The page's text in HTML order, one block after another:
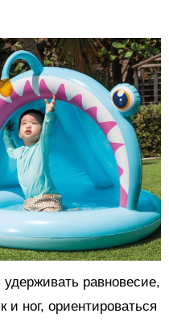
равновесие,
и ног, ориентироваться